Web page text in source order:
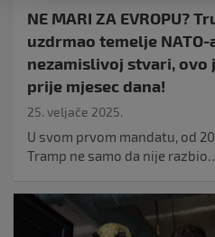
NE MARI ZA EVROPU?
uzdrmao temelje NATO-
nezamislivoj stvari, ovo
prije mjesec dana!
25. veljače 2025.
U svom prvom mandatu, od
Tramp ne samo da nije razbio…